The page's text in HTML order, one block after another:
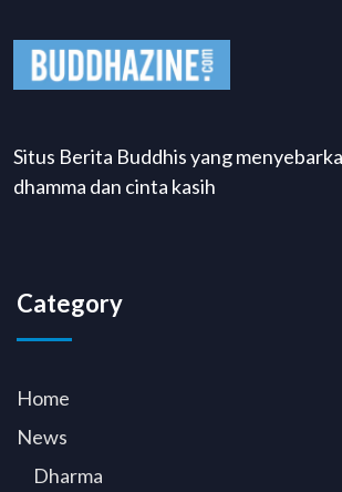
Situs Berita Buddhis yang
dhamma dan cinta kasih
Category
Home
News
Dharma